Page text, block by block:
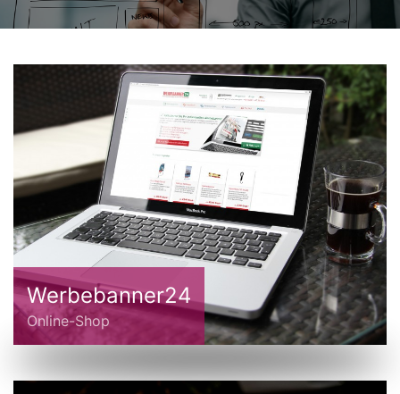
Werbebanner24
Online-Shop